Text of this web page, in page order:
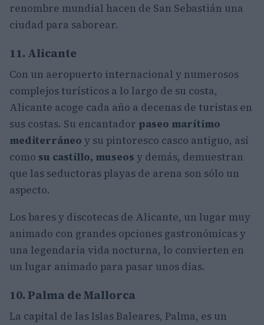
renombre mundial hacen de San Sebastián una
ciudad para saborear.
11. Alicante
Con un aeropuerto internacional y numerosos
complejos turísticos a lo largo de su costa,
Alicante acoge cada año a decenas de turistas en
sus costas. Su encantador paseo marítimo
mediterráneo y su pintoresco casco antiguo, así
como su castillo, museos y demás, demuestran
que las seductoras playas de arena son sólo un
aspecto.
Los bares y discotecas de Alicante, un lugar muy
animado con grandes opciones gastronómicas y
una legendaria vida nocturna, lo convierten en
un lugar animado para pasar unos días.
10. Palma de Mallorca
La capital de las Islas Baleares, Palma, es un